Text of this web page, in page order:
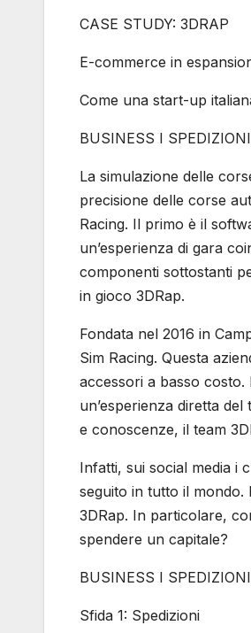
CASE STUDY: 3DRAP
E-commerce in
Come una start-up
BUSINESS I
La simulazione delle
precisione delle corse
Racing. Il primo è il
un’esperienza di gara
componenti sottostanti
in gioco 3DRap.
Fondata nel 2016 in
Sim Racing. Questa
accessori a basso
un’esperienza diretta
e conoscenze, il team
Infatti, sui social media i
seguito in tutto il
3DRap. In particolare,
spendere un capitale?
BUSINESS I
Sfida 1: Spedizioni